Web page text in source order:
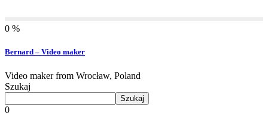
0 %
Bernard – Video maker
Video maker from Wrocław, Poland
Szukaj
Szukaj
0